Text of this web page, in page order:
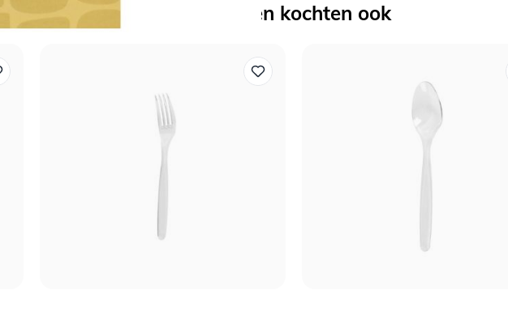
Anderen kochten ook